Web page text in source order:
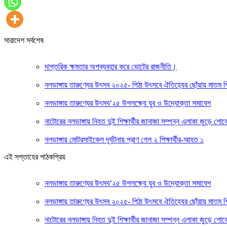
সারাদেশ সর্বশেষ
দাপ্তরিক ক্ষমতার অপব্যবহার করে ভোটের রাজনীতি।
নলডাঙ্গায় তারুণ্যের উৎসব ২০২৫- পিঠা উৎসবে ঐতিহ্যের ছোঁয়ায় মাতম
নলডাঙ্গায় তারুণ্যের উৎসব’২৫ উপলক্ষ্যে যুব ও উদ্যোক্তা সমাবেশ
নাটোরের নলডাঙ্গায় নিহত দুই শিক্ষার্থীর জানাজা সম্পন্ন এলাকা জুড়ে
নলডাঙ্গায় মোটরসাইকেল দূর্ঘটনায় প্রাণ গেল ২ শিক্ষার্থীর-আহত ১
এই সপ্তাহের পাঠকপ্রিয়
নলডাঙ্গায় তারুণ্যের উৎসব’২৫ উপলক্ষ্যে যুব ও উদ্যোক্তা সমাবেশ
নলডাঙ্গায় তারুণ্যের উৎসব ২০২৫- পিঠা উৎসবে ঐতিহ্যের ছোঁয়ায় মাতম
নাটোরের নলডাঙ্গায় নিহত দুই শিক্ষার্থীর জানাজা সম্পন্ন এলাকা জুড়ে